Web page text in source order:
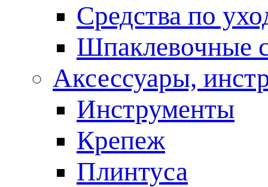
Средства по
Шпаклевочные
Аксессуары,
Инструменты
Крепеж
Плинтуса